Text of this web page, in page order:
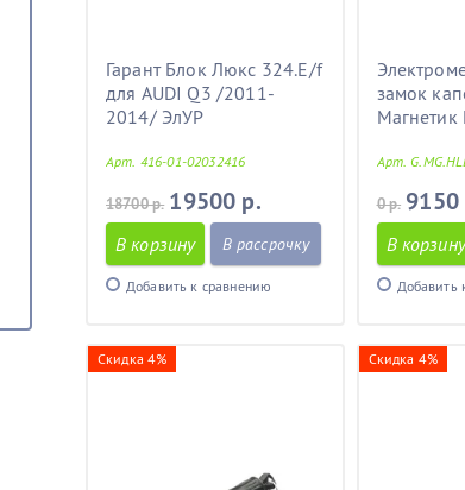
Гарант Блок Люкс 324.E/f
для AUDI Q3 /2011-
2014/ ЭлУР
Арт. 416-01-02032416
18700 р. 19500 р.
В корзину В рассрочку
Добавить к сравнению
замок
Магнетик
Арт.
0 р. 9150
В корзину
Добавить
Скидка 4% Скидка 4%